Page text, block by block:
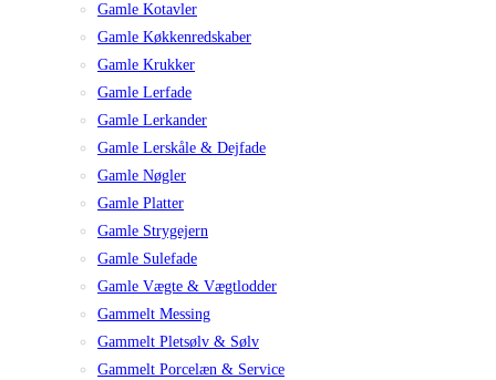
Gamle Kotavler
Gamle Køkkenredskaber
Gamle Krukker
Gamle Lerfade
Gamle Lerkander
Gamle Lerskåle & Dejfade
Gamle Nøgler
Gamle Platter
Gamle Strygejern
Gamle Sulefade
Gamle Vægte & Vægtlodder
Gammelt Messing
Gammelt Pletsølv & Sølv
Gammelt Porcelæn & Service